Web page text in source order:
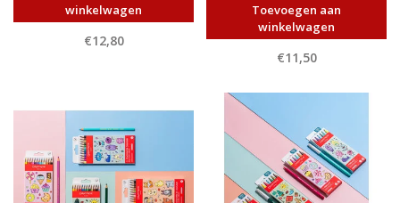
winkelwagen
€12,80
Toevoegen aan
winkelwagen
€11,50